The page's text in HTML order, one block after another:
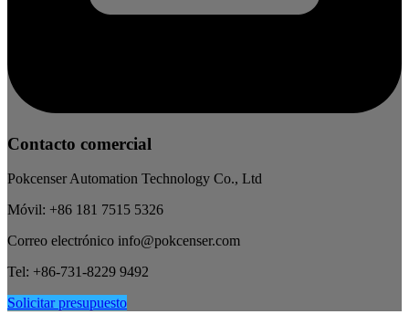
Contacto comercial
Pokcenser Automation Technology Co., Ltd
Móvil: +86 181 7515 5326
Correo electrónico info@pokcenser.com
Tel: +86-731-8229 9492
Solicitar presupuesto